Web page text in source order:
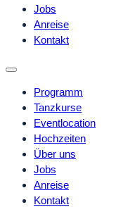
Jobs
Anreise
Kontakt
Programm
Tanzkurse
Eventlocation
Hochzeiten
Über uns
Jobs
Anreise
Kontakt